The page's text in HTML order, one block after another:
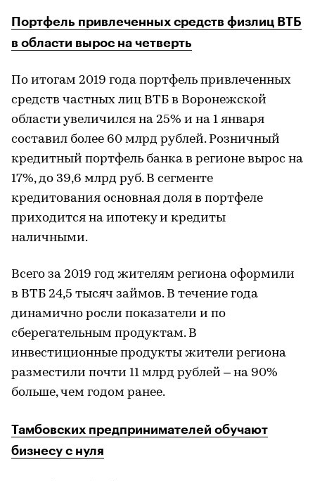
Портфель привлеченных средств физлиц ВТБ
в области вырос на четверть
По итогам 2019 года портфель привлеченных
средств частных лиц ВТБ в Воронежской
области увеличился на 25% и на 1 января
составил более 60 млрд рублей. Розничный
кредитный портфель банка в регионе вырос на
17%, до 39,6 млрд руб. В сегменте
кредитования основная доля в портфеле
приходится на ипотеку и кредиты
наличными.
Всего за 2019 год жителям региона оформили
в ВТБ 24,5 тысяч займов. В течение года
динамично росли показатели и по
сберегательным продуктам. В
инвестиционные продукты жители региона
разместили почти 11 млрд рублей – на 90%
больше, чем годом ранее.
Тамбовских предпринимателей обучают
бизнесу с нуля